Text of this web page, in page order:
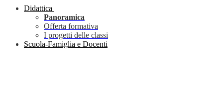
Didattica
Panoramica
Offerta formativa
I progetti delle classi
Scuola-Famiglia e Docenti